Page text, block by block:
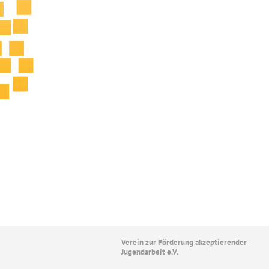
Verein zur Förderung akzeptierender
Jugendarbeit e.V.